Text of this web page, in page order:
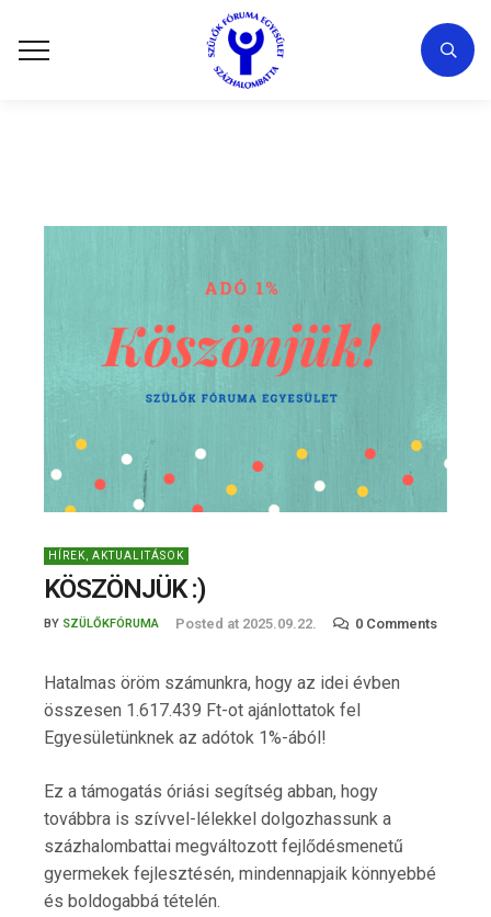
HÍREK, AKTUALITÁSOK
KÖSZÖNJÜK :)
BY SZÜLŐKFÓRUMA Posted at 2025.09.22. 0 Comments
Hatalmas öröm számunkra, hogy az idei évben
összesen 1.617.439 Ft-ot ajánlottatok fel
Egyesületünknek az adótok 1%-ából!
Ez a támogatás óriási segítség abban, hogy
továbbra is szívvel-lélekkel dolgozhassunk a
százhalombattai megváltozott fejlődésmenetű
gyermekek fejlesztésén, mindennapjaik könnyebbé
és boldogabbá tételén.